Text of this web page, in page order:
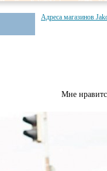
Адреса магазинов
Мне